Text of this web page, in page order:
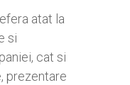
atat la
si
cat si
prezentare